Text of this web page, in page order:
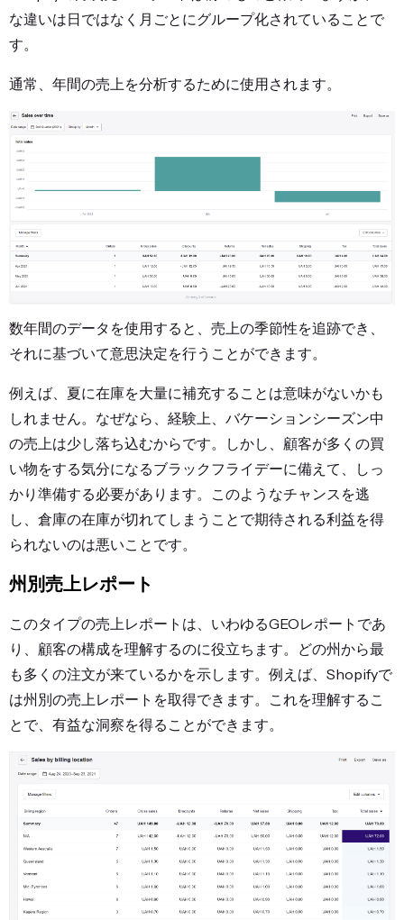
な違いは日ではなく月ごとにグループ化されていることで
す。
通常、年間の売上を分析するために使用されます。
数年間のデータを使用すると、売上の季節性を追跡でき、
それに基づいて意思決定を行うことができます。
例えば、夏に在庫を大量に補充することは意味がないかも
しれません。なぜなら、経験上、バケーションシーズン中
の売上は少し落ち込むからです。しかし、顧客が多くの買
い物をする気分になるブラックフライデーに備えて、しっ
かり準備する必要があります。このようなチャンスを逃
し、倉庫の在庫が切れてしまうことで期待される利益を得
られないのは悪いことです。
州別売上レポート
このタイプの売上レポートは、いわゆるGEOレポートであ
り、顧客の構成を理解するのに役立ちます。どの州から最
も多くの注文が来ているかを示します。例えば、Shopifyで
は州別の売上レポートを取得できます。これを理解するこ
とで、有益な洞察を得ることができます。